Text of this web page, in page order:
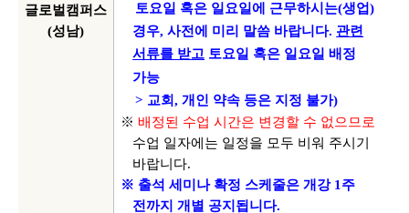
글로벌캠퍼스
(성남)
토요일 혹은 일요일에 근무하시는(생업)
경우,사전에 미리 말씀 바랍니다. 관련
서류를 받고 토요일 혹은 일요일 배정
가능
> 교회, 개인 약속 등은 지정 불가)
※ 배정된 수업 시간은 변경할 수 없으므로
수업 일자에는 일정을 모두 비워 주시기
바랍니다.
※ 출석 세미나 확정 스케줄은 개강1 주
전까지 개별 공지됩니다.